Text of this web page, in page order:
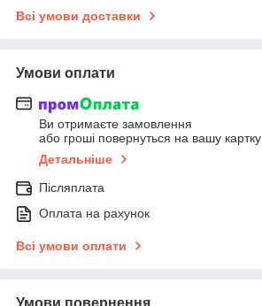
Всі умови доставки
Умови оплати
Ви отримаєте замовлення
або гроші повернуться на вашу картку
Детальніше
Післяплата
Оплата на рахунок
Всі умови оплати